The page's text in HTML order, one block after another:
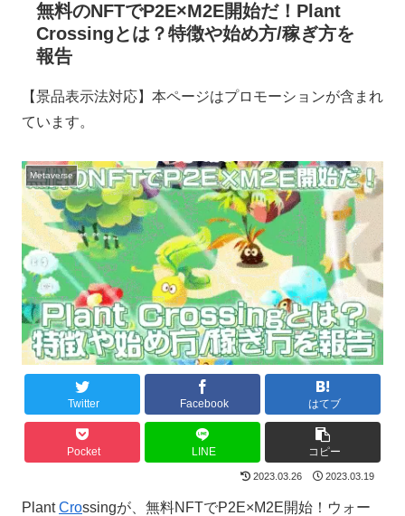
無料のNFTでP2E×M2E開始だ！Plant
Crossingとは？特徴や始め方/稼ぎ方を
報告
【景品表示法対応】本ページはプロモーションが含まれ
ています。
Metaverse
Twitter Facebook はてブ
Pocket LINE コピー
2023.03.26 2023.03.19
PlantCrossingが、無料NFTでP2E×M2E開始！ウォー